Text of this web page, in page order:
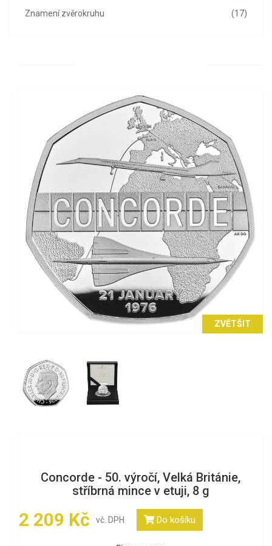
(17)
Znamení zvěrokruhu
ZVĚTŠIT
Concorde - 50. výročí, Velká Británie,
stříbrná mince v etuji, 8 g
2 209 Kč vč. DPH Do košíku